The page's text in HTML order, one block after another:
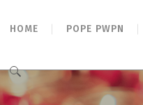
HOME POPE PWPN